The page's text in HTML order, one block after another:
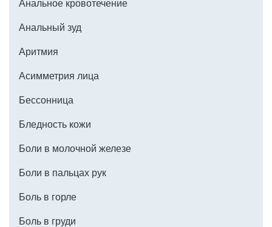
Увлажнение
гиалуроновую кислоту.
Маски.
Анальное кровотечение
Анальный зуд
Аритмия
Асимметрия лица
Бессонница
Бледность кожи
Боли в молочной железе
Боли в пальцах рук
Боль в горле
Боль в груди